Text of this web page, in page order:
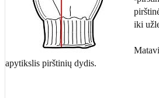
iki
apytikslis pirštinių dydis.